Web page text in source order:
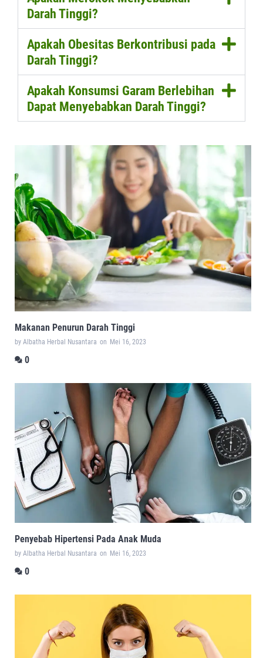
Darah Tinggi?
Apakah Obesitas Berkontribusi pada
Darah Tinggi?
Apakah Konsumsi Garam Berlebihan
Dapat Menyebabkan Darah Tinggi?
Makanan Penurun Darah Tinggi
by Albatha Herbal Nusantara on Mei 16, 2023
0
Penyebab Hipertensi Pada Anak Muda
by Albatha Herbal Nusantara on Mei 16, 2023
0